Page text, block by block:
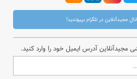
مجیدآنلاین در تلگرام بپیوندید!
مجیدآنلاین آدرس ایمیل خود را وارد کنید.